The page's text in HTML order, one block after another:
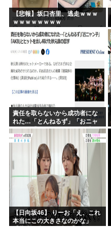
【悲報】坂口杏里、逃走ｗｗｗ
ｗｗｗｗｗｗｗｗ
責任を取らないから成功者にな
れた…「とんねるず」「おニャ
ン子」「AKB」とヒットを出し
続けた秋元康の哲学！！！
【日向坂46】 りーお「え、これ
本当にこの大きさなのかな」